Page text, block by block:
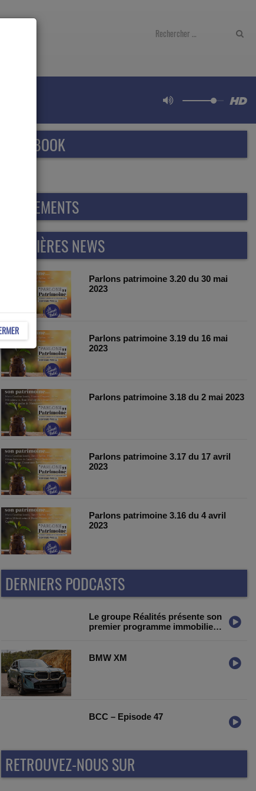
FACEBOOK
ÉVÈNEMENTS
DERNIÈRES NEWS
Parlons patrimoine 3.20 du 30 mai
2023
Parlons patrimoine 3.19 du 16 mai
2023
Parlons patrimoine 3.18 du 2 mai 2023
Parlons patrimoine 3.17 du 17 avril
2023
Parlons patrimoine 3.16 du 4 avril
2023
DERNIERS PODCASTS
Le groupe Réalités présente son
premier programme immobilier
BMW XM
BCC – Episode 47
RETROUVEZ-NOUS SUR